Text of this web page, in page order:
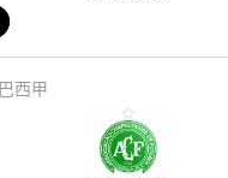
巴西甲